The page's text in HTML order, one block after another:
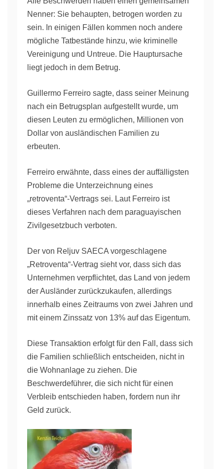
Nenner: Sie behaupten, betrogen worden zu
sein. In einigen Fällen kommen noch andere
mögliche Tatbestände hinzu, wie kriminelle
Vereinigung und Untreue. Die Hauptursache
liegt jedoch in dem Betrug.
Guillermo Ferreiro sagte, dass seiner Meinung
nach ein Betrugsplan aufgestellt wurde, um
diesen Leuten zu ermöglichen, Millionen von
Dollar von ausländischen Familien zu
erbeuten.
Ferreiro erwähnte, dass eines der auffälligsten
Probleme die Unterzeichnung eines
„retroventa“-Vertrags sei. Laut Ferreiro ist
dieses Verfahren nach dem paraguayischen
Zivilgesetzbuch verboten.
Der von Reljuv SAECA vorgeschlagene
„Retroventa“-Vertrag sieht vor, dass sich das
Unternehmen verpflichtet, das Land von jedem
der Ausländer zurückzukaufen, allerdings
innerhalb eines Zeitraums von zwei Jahren und
mit einem Zinssatz von 13% auf das Eigentum.
Diese Transaktion erfolgt für den Fall, dass sich
die Familien schließlich entscheiden, nicht in
die Wohnanlage zu ziehen. Die
Beschwerdeführer, die sich nicht für einen
Verbleib entschieden haben, fordern nun ihr
Geld zurück.